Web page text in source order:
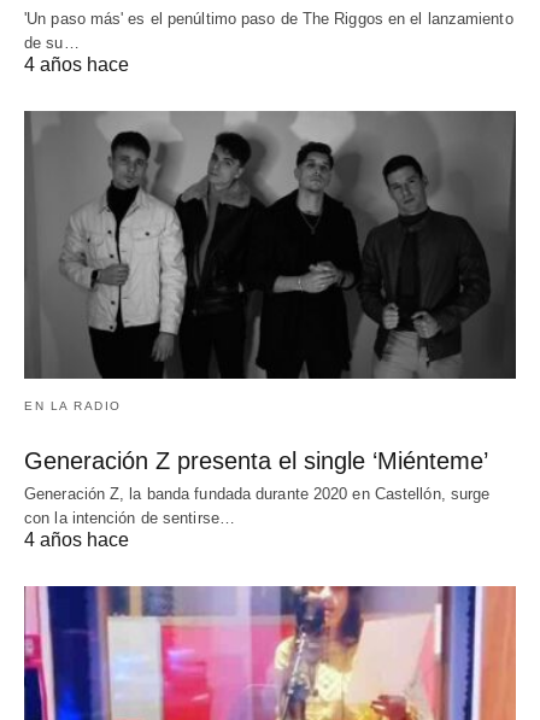
'Un paso más' es el penúltimo paso de The Riggos en el lanzamiento
de su…
4 años hace
EN LA RADIO
Generación Z presenta el single ‘Miénteme’
Generación Z, la banda fundada durante 2020 en Castellón, surge
con la intención de sentirse…
4 años hace